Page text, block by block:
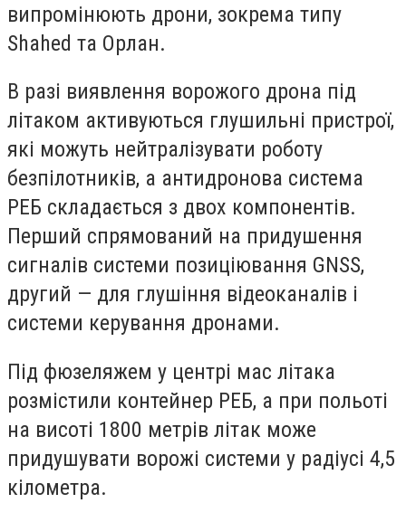
випромінюють дрони, зокрема типу
Shahed та Орлан.
В разі виявлення ворожого дрона під
літаком активуються глушильні пристрої,
які можуть нейтралізувати роботу
безпілотників, а антидронова система
РЕБ складається з двох компонентів.
Перший спрямований на придушення
сигналів системи позиціювання GNSS,
другий — для глушіння відеоканалів і
системи керування дронами.
Під фюзеляжем у центрі мас літака
розмістили контейнер РЕБ, а при польоті
на висоті 1800 метрів літак може
придушувати ворожі системи у радіусі 4,5
кілометра.